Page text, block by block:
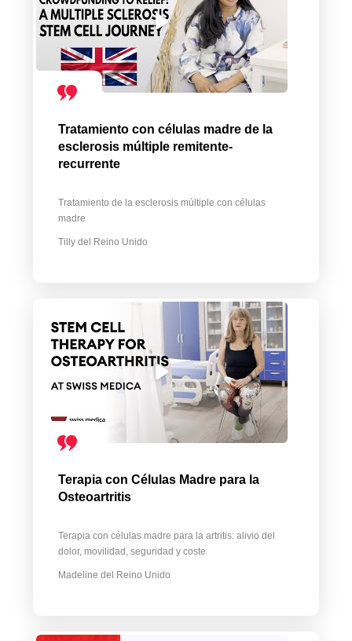
Tratamiento con células madre de la
esclerosis múltiple remitente-
recurrente
Tratamiento de la esclerosis múltiple con células
madre
Tilly del Reino Unido
Terapia con Células Madre para la
Osteoartritis
Terapia con células madre para la artritis: alivio del
dolor, movilidad, seguridad y coste
Madeline del Reino Unido